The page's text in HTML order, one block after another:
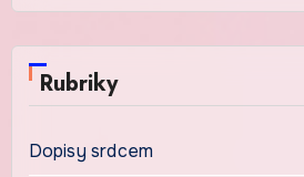
Rubriky
Dopisy srdcem